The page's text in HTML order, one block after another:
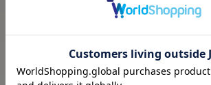
ABOUT PRODUCT
商品について